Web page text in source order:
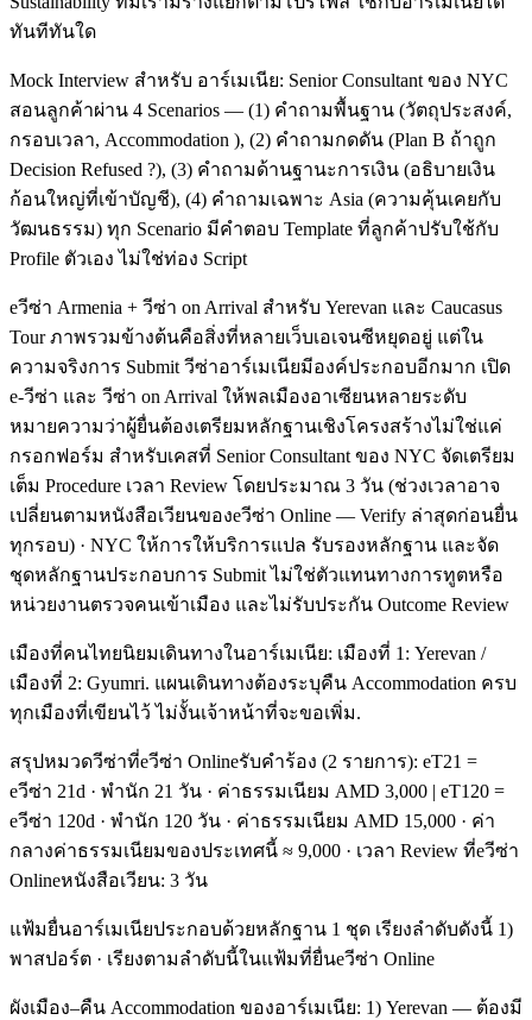
ทันทีทันใด
Mock Interview สำหรับ อาร์เมเนีย: Senior Consultant ของ NYC
สอนลูกค้าผ่าน 4 Scenarios — (1) คำถามพื้นฐาน (วัตถุประสงค์,
กรอบเวลา, Accommodation ), (2) คำถามกดดัน (Plan B ถ้าถูก
Decision Refused ?), (3) คำถามด้านฐานะการเงิน (อธิบายเงิน
ก้อนใหญ่ที่เข้าบัญชี), (4) คำถามเฉพาะ Asia (ความคุ้นเคยกับ
วัฒนธรรม) ทุก Scenario มีคำตอบ Template ที่ลูกค้าปรับใช้กับ
Profile ตัวเอง ไม่ใช่ท่อง Script
eวีซ่า Armenia + วีซ่า on Arrival สำหรับ Yerevan และ Caucasus
Tour ภาพรวมข้างต้นคือสิ่งที่หลายเว็บเอเจนซีหยุดอยู่ แต่ใน
ความจริงการ Submit วีซ่าอาร์เมเนียมีองค์ประกอบอีกมาก เปิด
e-วีซ่า และ วีซ่า on Arrival ให้พลเมืองอาเซียนหลายระดับ
หมายความว่าผู้ยื่นต้องเตรียมหลักฐานเชิงโครงสร้างไม่ใช่แค่
กรอกฟอร์ม สำหรับเคสที่ Senior Consultant ของ NYC จัดเตรียม
เต็ม Procedure เวลา Review โดยประมาณ 3 วัน (ช่วงเวลาอาจ
เปลี่ยนตามหนังสือเวียนของeวีซ่า Online — Verify ล่าสุดก่อนยื่น
ทุกรอบ) · NYC ให้การให้บริการแปล รับรองหลักฐาน และจัด
ชุดหลักฐานประกอบการ Submit ไม่ใช่ตัวแทนทางการทูตหรือ
หน่วยงานตรวจคนเข้าเมือง และไม่รับประกัน Outcome Review
เมืองที่คนไทยนิยมเดินทางในอาร์เมเนีย: เมืองที่ 1: Yerevan /
เมืองที่ 2: Gyumri. แผนเดินทางต้องระบุคืน Accommodation ครบ
ทุกเมืองที่เขียนไว้ ไม่งั้นเจ้าหน้าที่จะขอเพิ่ม.
สรุปหมวดวีซ่าที่eวีซ่า Onlineรับคำร้อง (2 รายการ): eT21 =
eวีซ่า 21d · พำนัก 21 วัน · ค่าธรรมเนียม AMD 3,000 | eT120 =
eวีซ่า 120d · พำนัก 120 วัน · ค่าธรรมเนียม AMD 15,000 · ค่า
กลางค่าธรรมเนียมของประเทศนี้ ≈ 9,000 · เวลา Review ที่eวีซ่า
Onlineหนังสือเวียน: 3 วัน
แฟ้มยื่นอาร์เมเนียประกอบด้วยหลักฐาน 1 ชุด เรียงลำดับดังนี้ 1)
พาสปอร์ต · เรียงตามลำดับนี้ในแฟ้มที่ยื่นeวีซ่า Online
ผังเมือง–คืน Accommodation ของอาร์เมเนีย: 1) Yerevan — ต้องมี